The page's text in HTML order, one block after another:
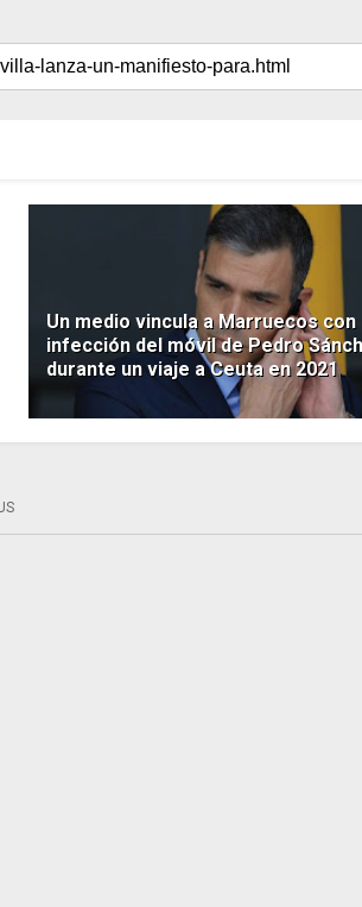
Un medio vincula a Marruecos con
infección del móvil de Pedro
durante un viaje a Ceuta en 2021